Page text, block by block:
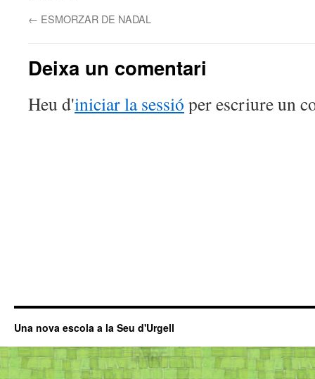
← ESMORZAR DE NADAL
Deixa un comentari
Heu d'iniciar la sessió per escriure un
Una nova escola a la Seu d'Urgell